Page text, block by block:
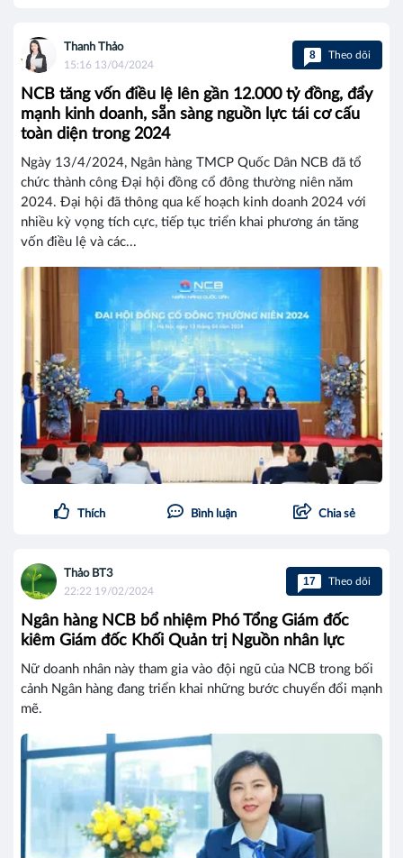
Thanh Thảo
15:16 13/04/2024
8 Theo dõi
NCB tăng vốn điều lệ lên gần 12.000 tỷ đồng, đẩy
mạnh kinh doanh, sẵn sàng nguồn lực tái cơ cấu
toàn diện trong 2024
Ngày 13/4/2024, Ngân hàng TMCP Quốc Dân NCB đã tổ
chức thành công Đại hội đồng cổ đông thường niên năm
2024. Đại hội đã thông qua kế hoạch kinh doanh 2024 với
nhiều kỳ vọng tích cực, tiếp tục triển khai phương án tăng
vốn điều lệ và các...
Thích Bình luận Chia sẻ
Thảo BT3
22:22 19/02/2024
17 Theo dõi
Ngân hàng NCB bổ nhiệm Phó Tổng Giám đốc
kiêm Giám đốc Khối Quản trị Nguồn nhân lực
Nữ doanh nhân này tham gia vào đội ngũ của NCB trong bối
cảnh Ngân hàng đang triển khai những bước chuyển đổi mạnh
mẽ.